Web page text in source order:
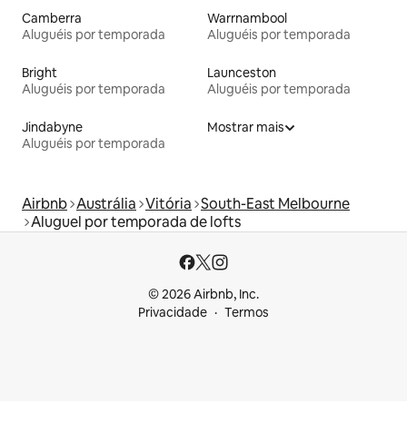
Camberra
Aluguéis por temporada
Warrnambool
Aluguéis por temporada
Bright
Aluguéis por temporada
Launceston
Aluguéis por temporada
Jindabyne
Aluguéis por temporada
Mostrar mais
Airbnb Austrália Vitória South-East Melbourne
Aluguel por temporada de lofts
© 2026 Airbnb, Inc.
Privacidade
Termos